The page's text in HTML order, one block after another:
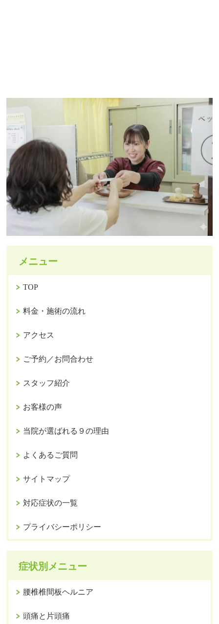
メニュー
TOP
料金・施術の流れ
アクセス
ご予約／お問合わせ
スタッフ紹介
お客様の声
当院が選ばれる９の理由
よくあるご質問
サイトマップ
対応症状の一覧
プライバシーポリシー
症状別メニュー
腰椎椎間板ヘルニア
頭痛と片頭痛